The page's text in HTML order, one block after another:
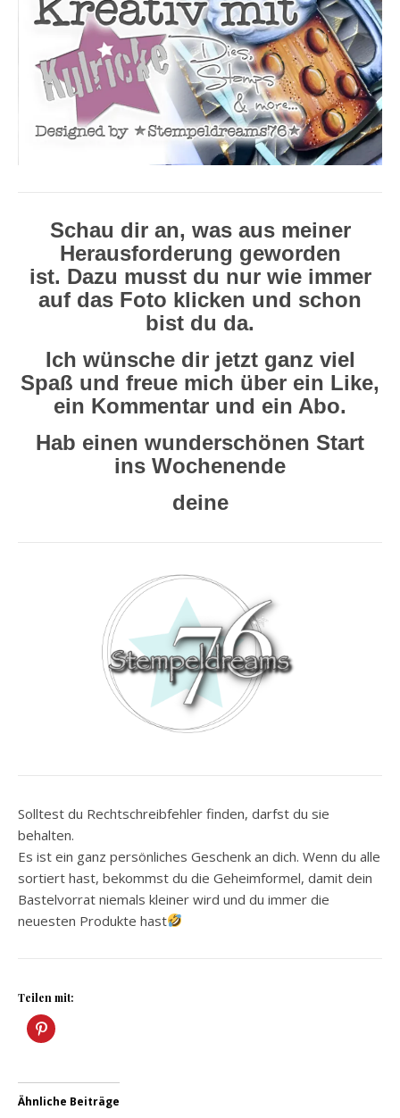
Schau dir an, was aus meiner
Herausforderung geworden
ist. Dazu musst du nur wie immer
auf das Foto klicken und schon
bist du da.
Ich wünsche dir jetzt ganz viel
Spaß und freue mich über ein Like,
ein Kommentar und ein Abo.
Hab einen wunderschönen Start
ins Wochenende
deine
Solltest du Rechtschreibfehler finden, darfst du sie
behalten.
Es ist ein ganz persönliches Geschenk an dich. Wenn du alle
sortiert hast, bekommst du die Geheimformel, damit dein
Bastelvorrat niemals kleiner wird und du immer die
neuesten Produkte hast
Teilen mit:
Ähnliche Beiträge